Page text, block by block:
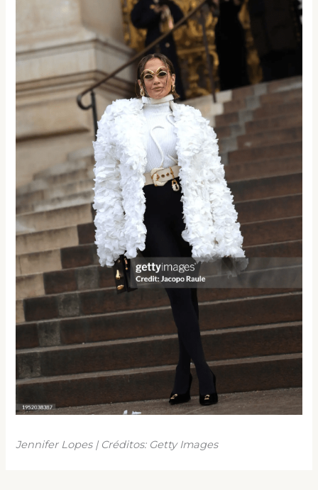
Jennifer Lopes | Créditos: Getty Images